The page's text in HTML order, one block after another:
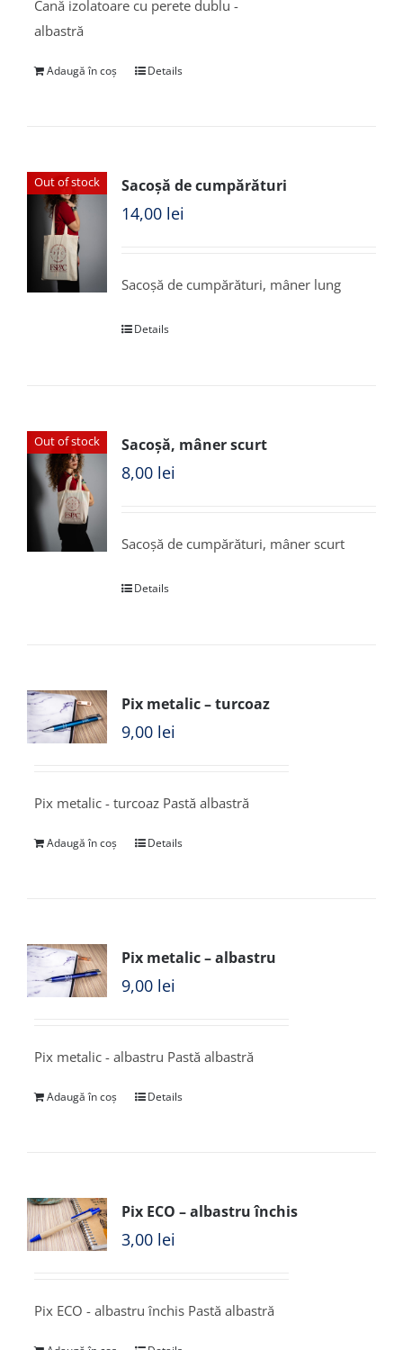
Cană izolatoare cu perete dublu -
albastră
Adaugă în coș Details
Out of stock Sacoșă de cumpărături
14,00 lei
Sacoșă de cumpărături, mâner lung
Details
Out of stock Sacoșă, mâner scurt
8,00 lei
Sacoșă de cumpărături, mâner scurt
Details
Pix metalic – turcoaz
9,00 lei
Pix metalic - turcoaz Pastă albastră
Adaugă în coș Details
Pix metalic – albastru
9,00 lei
Pix metalic - albastru Pastă albastră
Adaugă în coș Details
Pix ECO – albastru închis
3,00 lei
Pix ECO - albastru închis Pastă albastră